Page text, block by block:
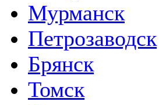
Мурманск
Петрозаводск
Брянск
Томск